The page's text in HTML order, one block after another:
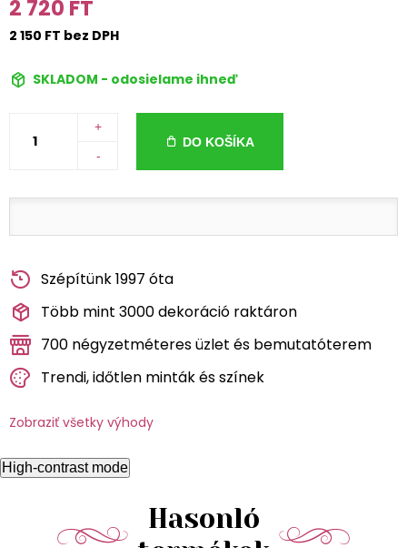
2 720 FT
2 150 FT bez DPH
SKLADOM - odosielame ihneď
+
-
DO KOŠÍKA
Szépítünk 1997 óta
Több mint 3000 dekoráció raktáron
700 négyzetméteres üzlet és bemutatóterem
Trendi, időtlen minták és színek
Zobraziť všetky výhody
High-contrast mode
Hasonló